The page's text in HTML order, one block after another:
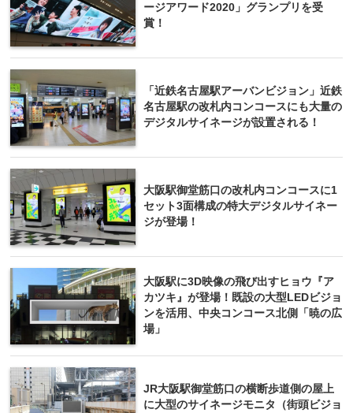
ージアワード2020」グランプリを受
賞！
「近鉄名古屋駅アーバンビジョン」近鉄
名古屋駅の改札内コンコースにも大量の
デジタルサイネージが設置される！
大阪駅御堂筋口の改札内コンコースに1
セット3面構成の特大デジタルサイネー
ジが登場！
大阪駅に3D映像の飛び出すヒョウ『ア
カツキ』が登場！既設の大型LEDビジョ
ンを活用、中央コンコース北側「暁の広
場」
JR大阪駅御堂筋口の横断歩道側の屋上
に大型のサイネージモニタ（街頭ビジョ